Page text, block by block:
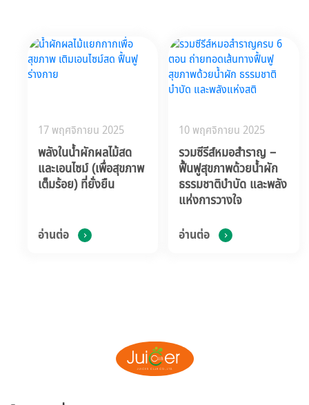
17 พฤศจิกายน 2025
พลังในน้ำผักผลไม้สด
และเอนไซม์ (เพื่อสุขภาพ
เต็มร้อย) ที่ยั่งยืน
อ่านต่อ
10 พฤศจิกายน 2025
รวมซีรีส์หมอสำราญ –
ฟื้นฟูสุขภาพด้วยน้ำผัก
ธรรมชาติบำบัด และพลัง
แห่งการวางใจ
อ่านต่อ